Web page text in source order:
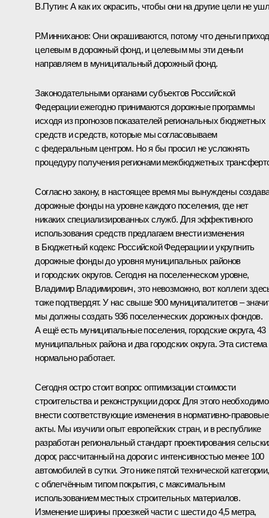
В.Путин: А как их окрасить, чтобы они на другие цели не
Р.Минниханов: Они окрашиваются, потому что деньги
целевым в дорожный фонд, и целевым мы эти деньги
направляем в муниципальный дорожный фонд.
Законодательными органами субъектов Российской
Федерации ежегодно принимаются дорожные программы
исходя из прогнозов показателей региональных бюджетных
средств и средств, которые мы согласовываем
с федеральным центром. Но я бы просил не усложнять
процедуру получения регионами межбюджетных
Согласно закону, в настоящее время мы вынуждены
дорожные фонды на уровне каждого поселения, где нет
никаких специализированных служб. Для эффективного
использования средств предлагаем внести изменения
в Бюджетный кодекс Российской Федерации и укрупнить
дорожные фонды до уровня муниципальных районов
и городских округов. Сегодня на поселенческом уровне,
Владимир Владимирович, это невозможно, вот коллеги
тоже подтвердят. У нас свыше 900 муниципалитетов –
мы должны создать 936 поселенческих дорожных фондов.
А ещё есть муниципальные поселения, городские округа, 43
муниципальных района и два городских округа. Эта система
нормально работает.
Сегодня остро стоит вопрос оптимизации стоимости
строительства и реконструкции дорог. Для этого необходимо
внести соответствующие изменения в нормативно-правовые
акты. Мы изучили опыт европейских стран, и в республике
разработан региональный стандарт проектирования
дорог, рассчитанный на дороги с интенсивностью менее 100
автомобилей в сутки. Это ниже пятой технической категории,
с облегчённым типом покрытия, с максимальным
использованием местных строительных материалов.
Изменение ширины проезжей части с шести до 4,5 метра,